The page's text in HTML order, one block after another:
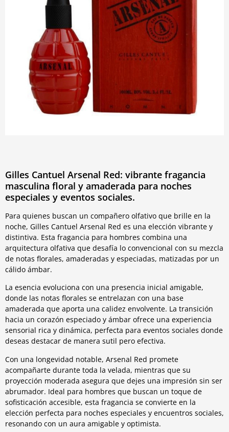
Gilles Cantuel Arsenal Red: vibrante fragancia
masculina floral y amaderada para noches
especiales y eventos sociales.
Para quienes buscan un compañero olfativo que brille en la
noche, Gilles Cantuel Arsenal Red es una elección vibrante y
distintiva. Esta fragancia para hombres combina una
arquitectura olfativa que desafía lo convencional con su mezcla
de notas florales, amaderadas y especiadas, matizadas por un
cálido ámbar.
La esencia evoluciona con una presencia inicial amigable,
donde las notas florales se entrelazan con una base
amaderada que aporta una calidez envolvente. La transición
hacia un corazón especiado y ámbar ofrece una experiencia
sensorial rica y dinámica, perfecta para eventos sociales donde
deseas destacar de manera sutil pero efectiva.
Con una longevidad notable, Arsenal Red promete
acompañarte durante toda la velada, mientras que su
proyección moderada asegura que dejes una impresión sin ser
abrumador. Ideal para hombres que buscan un toque de
sofisticación accesible, esta fragancia se convierte en la
elección perfecta para noches especiales y encuentros sociales,
resonando con un aura amigable y optimista.